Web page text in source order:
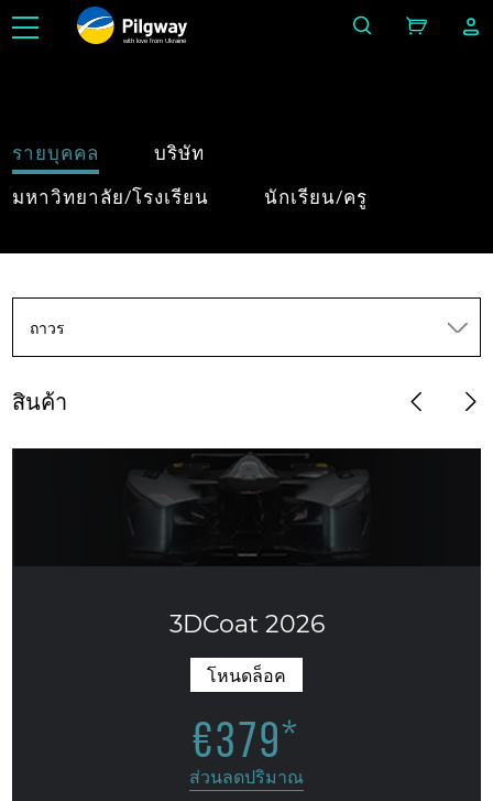
with love from Ukraine
รายบุคคล บริษัท
มหาวิทยาลัย/โรงเรียน นักเรียน/ครู
ถาวร
สินค้า
3DCoat 2026
โหนดล็อค
€379*
ส่วนลดปริมาณ